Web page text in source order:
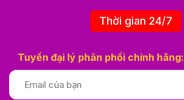
Thời gian 24/7
Tuyển đại lý phân phối chính hãng: